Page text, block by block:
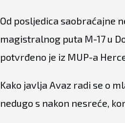
Od posljedica saobraćajne
magistralnog puta M-17 u
potvrđeno je iz MUP-a
Kako javlja Avaz radi se o
nedugo s nakon nesreće,